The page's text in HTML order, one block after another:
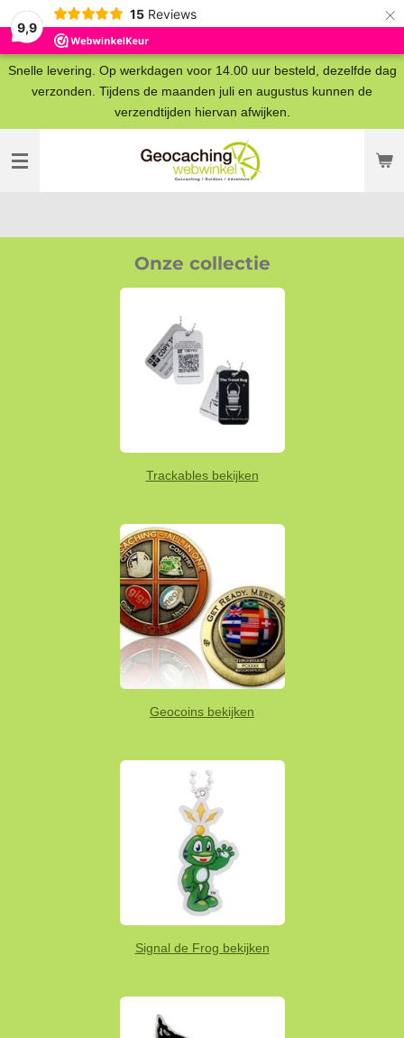
9,9
15 Reviews ×
Snelle levering. Op werkdagen voor 14.00 uur besteld, dezelfde dag
verzonden. Tijdens de maanden juli en augustus kunnen de
verzendtijden hiervan afwijken.
Onze collectie
Trackables bekijken
Geocoins bekijken
Signal de Frog bekijken